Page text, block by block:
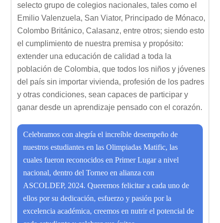
selecto grupo de colegios nacionales, tales como el
Emilio Valenzuela, San Viator, Principado de Mónaco,
Colombo Británico, Calasanz, entre otros; siendo esto
el cumplimiento de nuestra premisa y propósito:
extender una educación de calidad a toda la
población de Colombia, que todos los niños y jóvenes
del país sin importar vivienda, profesión de los padres
y otras condiciones, sean capaces de participar y
ganar desde un aprendizaje pensado con el corazón.
Celebramos con alegría el increíble desempeño de
nuestros estudiantes en las Olimpiadas Matific, las
cuales fueron reconocidos en Primer Lugar a nivel
nacional, dentro del Torneo en alianza con
ASCOLDEP, 2024. Queremos felicitar a cada uno de
ellos por su dedicación, esfuerzo y pasión por la
excelencia académica, creemos en nutrir el potencial de